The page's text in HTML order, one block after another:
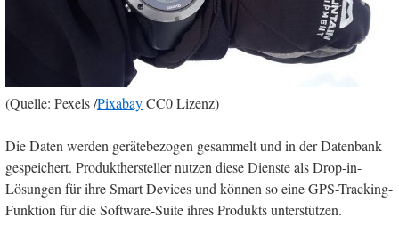
(Quelle: Pexels /PixabayCC0 Lizenz)
Die Daten werden gerätebezogen gesammelt und in der Datenbank
gespeichert. Produkthersteller nutzen diese Dienste als Drop-in-
Lösungen für ihre Smart Devices und können so eine GPS-Tracking-
Funktion für die Software-Suite ihres Produkts unterstützen.